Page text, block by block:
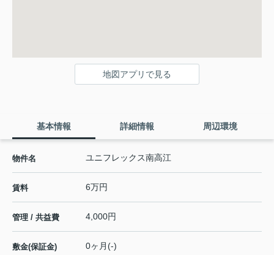
地図アプリで見る
基本情報 詳細情報 周辺環境
物件名 ユニフレックス南高江
賃料 6万円
管理 / 共益費 4,000円
敷金(保証金) 0ヶ月(-)